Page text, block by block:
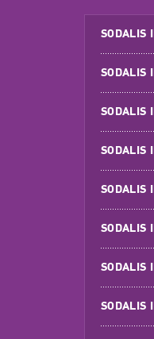
SODALIS
SODALIS
SODALIS
SODALIS
SODALIS
SODALIS
SODALIS
SODALIS